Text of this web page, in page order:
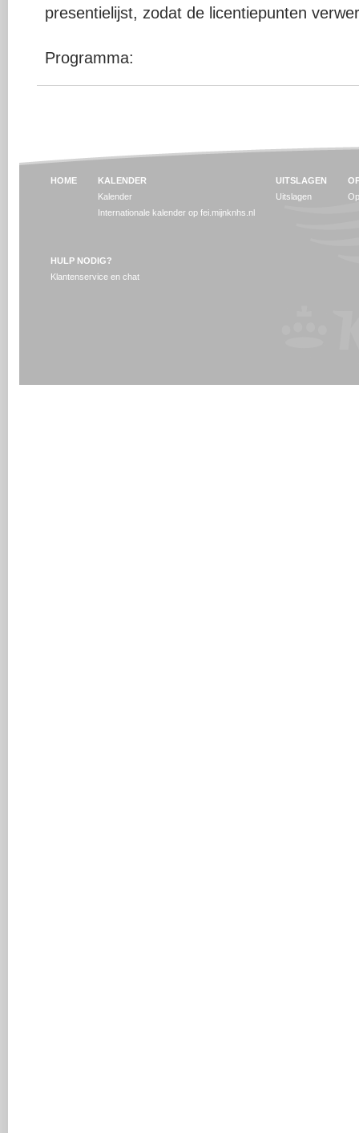
presentielijst, zodat de licentiepunten
Programma:
HOME
KALENDER
Kalender
Internationale kalender op fei.mijnknhs.nl
UITSLAGEN
Uitslagen
HULP NODIG?
Klantenservice en chat